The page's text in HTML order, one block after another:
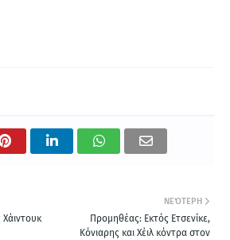
ΝΕΌΤΕΡΗ
Προμηθέας: Εκτός Ετσενίκε,
Κόνιαρης και Χέιλ κόντρα στον